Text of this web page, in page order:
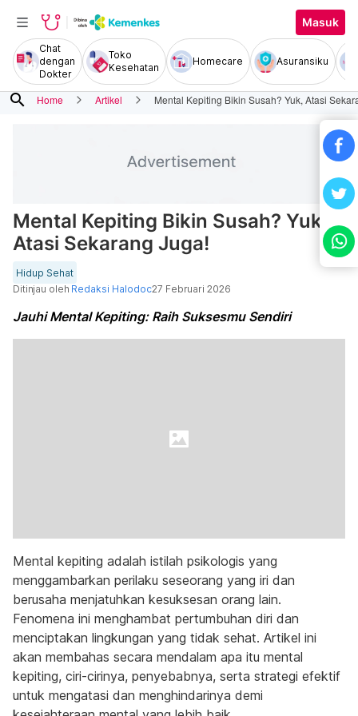
Masuk
Chat
dengan
Dokter
Toko
Kesehatan
Homecare Asuransiku
search Home Artikel Mental Kepiting Bikin Susah? Yuk, Atasi
Mental Kepiting Bikin Susah? Yuk,
Atasi Sekarang Juga!
Hidup Sehat
Ditinjau oleh Redaksi Halodoc27 Februari 2026
Jauhi Mental Kepiting: Raih Suksesmu Sendiri
Mental kepiting adalah istilah psikologis yang
menggambarkan perilaku seseorang yang iri dan
berusaha menjatuhkan kesuksesan orang lain.
Fenomena ini menghambat pertumbuhan diri dan
menciptakan lingkungan yang tidak sehat. Artikel ini
akan membahas secara mendalam apa itu mental
kepiting, ciri-cirinya, penyebabnya, serta strategi efektif
untuk mengatasi dan menghindarinya demi